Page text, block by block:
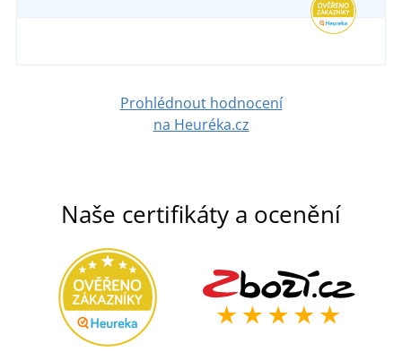
Prohlédnout hodnocení
na Heuréka.cz
Naše certifikáty a ocenění